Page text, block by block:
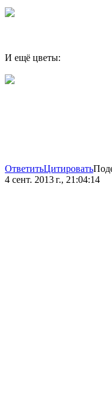
И ещё цветы:
ОтветитьЦитировать
4 сент. 2013 г., 21:04:14